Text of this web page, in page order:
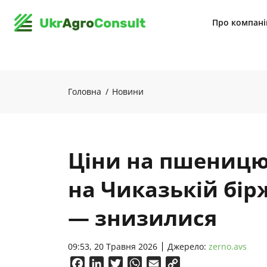
Про
Головна Новини
Ціни на
на Чиказькій
— знизилися
09:53, 20 Травня 2026 Джерело: zerno.avs
FacebookLinkedInTwitterWhatsApp
Email